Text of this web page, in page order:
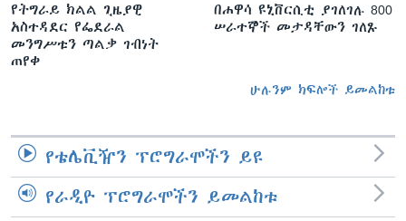
የትግራይ ክልል ጊዜያዊ
አስተዳደር የፌደራል
መንግሥቱን ጣልቃ ገብነት
ጠየቀ
በሐዋሳ ዩኒቨርሲቲ ያገለገሉ 800
ሠራተኞች መታዳቸውን ገለጹ
ሁሉንም ክፍሎች ይመልከቱ
የቴሌቪዥን ፕሮግራሞችን ይዩ
የራዲዮ ፕሮግራሞችን ይመልከቱ